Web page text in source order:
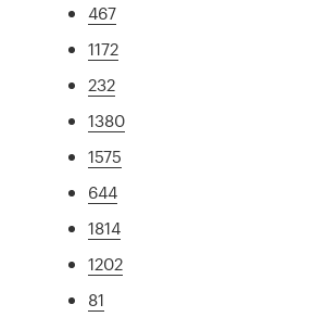
467
1172
232
1380
1575
644
1814
1202
81